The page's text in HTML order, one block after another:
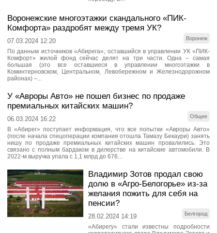
Воронежские многоэтажки скандального «ПИК-
Комфорта» раздробят между тремя УК?
Воронеж
07.03.2024 12:20
По данным источников «Абирега», оставшийся в управлении УК «ПИК-
Комфорт» жилой фонд сейчас делят на три части. Одна – самая
большая (это все оставшиеся в управлении многоэтажки в
Коминтерновском, Центральном, Левобережном и Железнодорожном
районах) –...
У «Авроры Авто» не пошел бизнес по продаже
премиальных китайских машин?
Общее
06.03.2024 16:22
В «Абирег» поступает информация, что все попытки «Авроры Авто»
(после начала спецоперации компания отошла Тамазу Бекаури) занять
нишу по продаже премиальных китайских машин провалились. Это
связано с полным бардаком в дилерстве на китайские автомобили. В
2022-м выручка упала с 1,1 млрд до 676...
Владимир Зотов продал свою
долю в «Агро-Белогорье» из-за
желания пожить для себя на
пенсии?
Белгород
28.02.2024 14:19
«Абирегу» стали известны подробности